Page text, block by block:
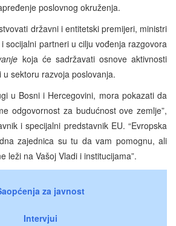
poslovnog okruženja.
državni i entitetski premijeri, ministri
socijalni partneri u cilju vođenja razgovora
koja će sadržavati osnove aktivnosti
sektoru razvoja poslovanja.
u Bosni i Hercegovini, mora pokazati da
odgovornost za budućnost ove zemlje”,
i specijalni predstavnik EU. “Evropska
zajednica su tu da vam pomognu, ali
leži na Vašoj Vladi i institucijama”.
za javnost
Intervjui